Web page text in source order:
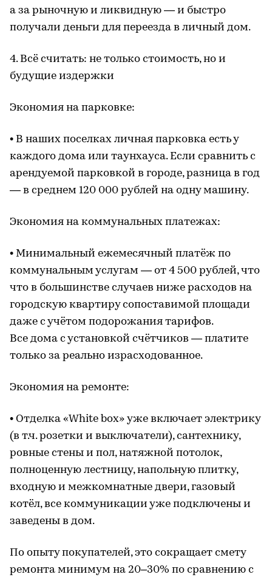
а за рыночную и ликвидную — и быстро
получали деньги для переезда в личный дом.
4. Всё считать: не только стоимость, но и
будущие издержки
Экономия на парковке:
• В наших поселках личная парковка есть у
каждого дома или таунхауса. Если сравнить с
арендуемой парковкой в городе, разница в год
— в среднем 120 000 рублей на одну машину.
Экономия на коммунальных платежах:
• Минимальный ежемесячный платёж по
коммунальным услугам — от 4 500 рублей, что
что в большинстве случаев ниже расходов на
городскую квартиру сопоставимой площади
даже с учётом подорожания тарифов.
Все дома с установкой счётчиков — платите
только за реально израсходованное.
Экономия на ремонте:
• Отделка «White box» уже включает электрику
(в т.ч. розетки и выключатели), сантехнику,
ровные стены и пол, натяжной потолок,
полноценную лестницу, напольную плитку,
входную и межкомнатные двери, газовый
котёл, все коммуникации уже подключены и
заведены в дом.
По опыту покупателей, это сокращает смету
ремонта минимум на 20–30% по сравнению с